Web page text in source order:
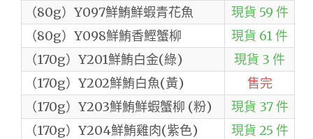
（80g）Y097鮮鮪鮮蝦青花魚
現貨 59 件
（80g）Y098鮮鮪香鰹蟹柳
現貨 61 件
（170g）Y201鮮鮪白金(綠)
現貨 3 件
（170g）Y202鮮鮪白魚(黃)
售完
（170g）Y203鮮鮪鮮蝦蟹柳 (粉)
現貨 37 件
（170g）Y204鮮鮪雞肉(紫色)
現貨 25 件